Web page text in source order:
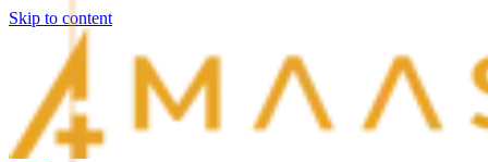
Skip to content